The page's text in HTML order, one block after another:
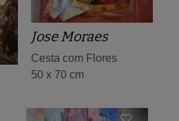
Jose Moraes
Cesta com Flores
50 x 70 cm